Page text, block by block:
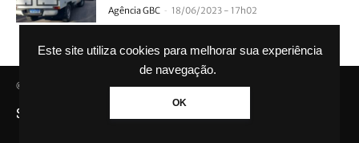
Este site utiliza cookies para melhorar sua experiência
de navegação.
OK
Agência GBC - 18/06/2023 - 17h02
© Agência GBC. Aqui tem notícia. Todos os direitos reservados.
SAIBA MAIS SOBRE A AGÊNCIA GBC